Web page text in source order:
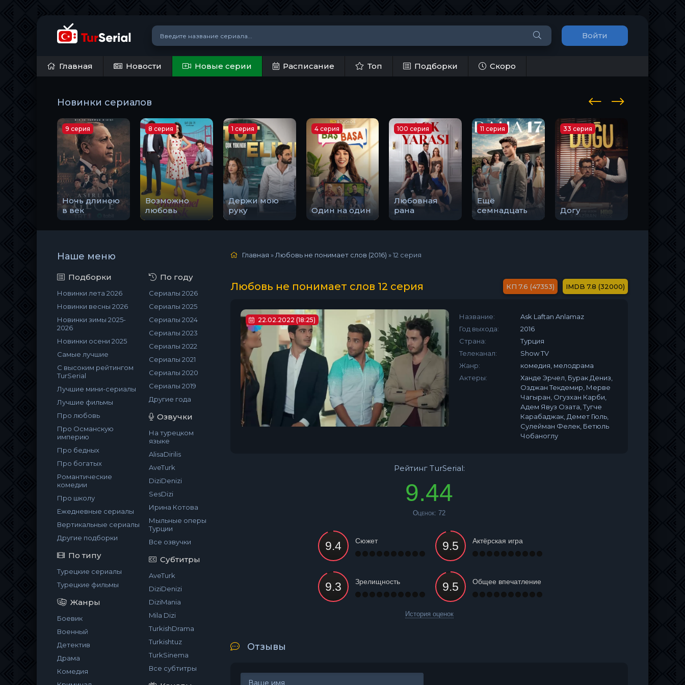
Войти
Главная Новости Новые серии Расписание Топ Подборки Скоро
Новинки сериалов
Ночь длиною
в век
9 серия
Возможно
любовь
8 серия
Держи мою
руку
1 серия
Один на один
4 серия
Любовная
рана
100 серия
Ещё
семнадцать
11 серия
Догу
33 серия
Наше меню
Подборки
Новинки лета 2026
Новинки весны 2026
Новинки зимы 2025-
2026
Новинки осени 2025
Самые лучшие
С высоким рейтингом
TurSerial
Лучшие мини-сериалы
Лучшие фильмы
Про любовь
Про Османскую
империю
Про бедных
Про богатых
Романтические
комедии
Про школу
Ежедневные сериалы
Вертикальные сериалы
Другие подборки
По типу
Турецкие сериалы
Турецкие фильмы
Жанры
Боевик
Военный
Детектив
Драма
Комедия
По году
Сериалы 2026
Сериалы 2025
Сериалы 2024
Сериалы 2023
Сериалы 2022
Сериалы 2021
Сериалы 2020
Сериалы 2019
Другие года
Озвучки
На турецком
языке
AlisaDirilis
AveTurk
DiziDenizi
SesDizi
Ирина Котова
Мыльные оперы
Турции
Все озвучки
Субтитры
AveTurk
DiziDenizi
DiziMania
Mila Dizi
TurkishDrama
Turkishtuz
TurkSinema
Все субтитры
Главная » Любовь не понимает слов (2016) »12 серия
Любовь не понимает слов 12 серия 7.6 (47353) 7.8 (32000)
22.02.2022 (18:25) Название:
Ask Laftan Anlamaz
Год выхода:
2016
Страна:
Турция
Телеканал:
Show TV
Жанр:
комедия, мелодрама
Актеры:
Ханде Эрчел, Бурак Дениз,
Озджан Текдемир, Мерве
Чагыран, Огузхан Карби,
Адем Явуз Озата, Тугче
Карабаджак, Демет Гюль,
Сулейман Фелек, Бетюль
Чобаноглу
Рейтинг TurSerial:
9.44
Оценок: 72
Сюжет Актёрская игра
Зрелищность Общее впечатление
История оценок
Отзывы